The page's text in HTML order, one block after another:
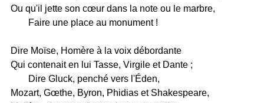
Ou qu'il jette son cœur dans la note ou le marbre,
Faire une place au monument !
Dire Moïse, Homère à la voix débordante
Qui contenait en lui Tasse, Virgile et Dante ;
Dire Gluck, penché vers l'Éden,
Mozart, Gœthe, Byron, Phidias et Shakespeare,